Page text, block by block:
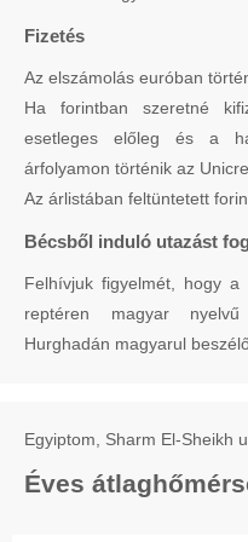
Fizetés
Az elszámolás euróban
Ha forintban szeretné
esetleges előleg és a
árfolyamon történik az
Az árlistában feltüntetett
Bécsből induló utazást
Felhívjuk figyelmét, hogy
reptéren magyar
Hurghadán magyarul
Egyiptom, Sharm El-Sheikh
Éves